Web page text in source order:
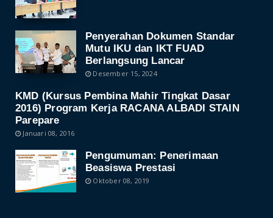
Penyerahan Dokumen Standar
Mutu IKU dan IKT FUAD
Berlangsung Lancar
Desember 15, 2024
KMD (Kursus Pembina Mahir Tingkat Dasar
2016) Program Kerja RACANA ALBADI STAIN
Parepare
Januari 08, 2016
Pengumuman: Penerimaan
Beasiswa Prestasi
Oktober 08, 2019